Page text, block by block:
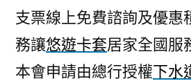
支票線上免費諮詢及優惠
務讓悠遊卡套居家全國服
本會申請由總行授權下水